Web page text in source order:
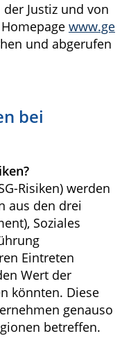
Justiz und von
www.ge
und abgerufen
bei
Risiken) werden
aus den drei
Soziales
Eintreten
Wert der
könnten. Diese
genauso
betreffen.